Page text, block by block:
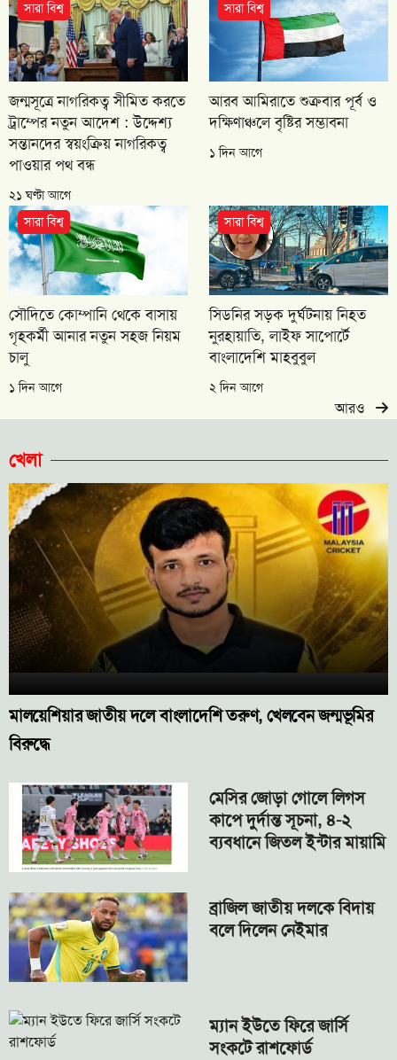
সারা বিশ্ব
জন্মসূত্রে নাগরিকত্ব সীমিত করতে
ট্রাম্পের নতুন আদেশ : উদ্দেশ্য
সন্তানদের স্বয়ংক্রিয় নাগরিকত্ব
পাওয়ার পথ বন্ধ
২১ ঘণ্টা আগে
সারা বিশ্ব
আরব আমিরাতে শুক্রবার পূর্ব ও
দক্ষিণাঞ্চলে বৃষ্টির সম্ভাবনা
১ দিন আগে
সারা বিশ্ব
সৌদিতে কোম্পানি থেকে বাসায়
গৃহকর্মী আনার নতুন সহজ নিয়ম
চালু
১ দিন আগে
সারা বিশ্ব
সিডনির সড়ক দুর্ঘটনায় নিহত
নুরহায়াতি, লাইফ সাপোর্টে
বাংলাদেশি মাহবুবুল
২ দিন আগে
আরও
খেলা
মালয়েশিয়ার জাতীয় দলে বাংলাদেশি তরুণ, খেলবেন জন্মভূমির
বিরুদ্ধে
মেসির জোড়া গোলে লিগস
কাপে দুর্দান্ত সূচনা, ৪-২
ব্যবধানে জিতল ইন্টার মায়ামি
ব্রাজিল জাতীয় দলকে বিদায়
বলে দিলেন নেইমার
ম্যান ইউতে ফিরে জার্সি
সংকটে রাশফোর্ড